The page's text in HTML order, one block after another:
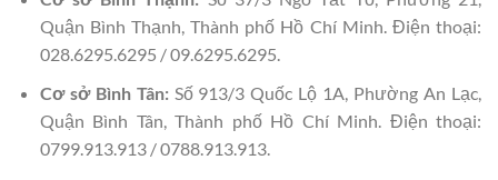
Quận Bình Thạnh, Thành phố Hồ Chí Minh. Điện thoại:
028.6295.6295 / 09.6295.6295.
Cơ sở Bình Tân:Số 913/3 Quốc Lộ 1A, Phường An Lạc,
Quận Bình Tân, Thành phố Hồ Chí Minh. Điện thoại:
0799.913.913 / 0788.913.913.